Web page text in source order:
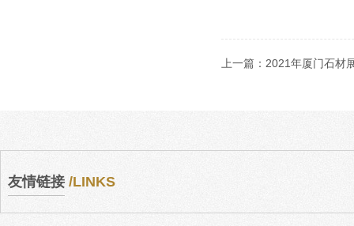
上一篇： 2021年厦门石材
友情链接 /LINKS